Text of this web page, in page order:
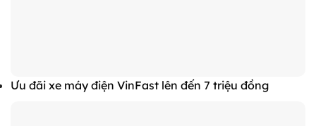
Ưu đãi xe máy điện VinFast lên đến 7 triệu đồng